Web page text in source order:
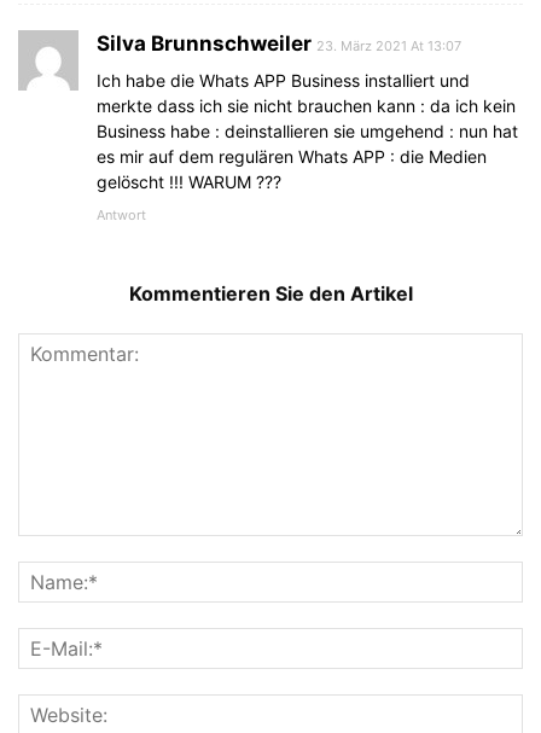
Silva Brunnschweiler 23. März 2021 At 13:07
Ich habe die Whats APP Business installiert und
merkte dass ich sie nicht brauchen kann : da ich kein
Business habe : deinstallieren sie umgehend : nun hat
es mir auf dem regulären Whats APP : die Medien
gelöscht !!! WARUM ???
Antwort
Kommentieren Sie den Artikel